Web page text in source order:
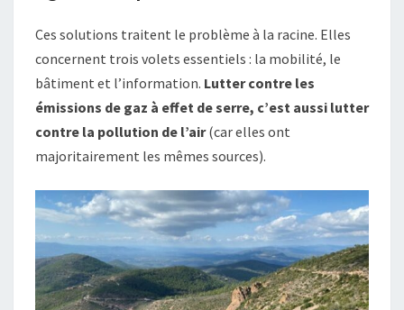
Ces solutions traitent le problème à la racine. Elles
concernent trois volets essentiels : la mobilité, le
bâtiment et l’information. Lutter contre les
émissions de gaz à effet de serre, c’est aussi lutter
contre la pollution de l’air(car elles ont
majoritairement les mêmes sources).